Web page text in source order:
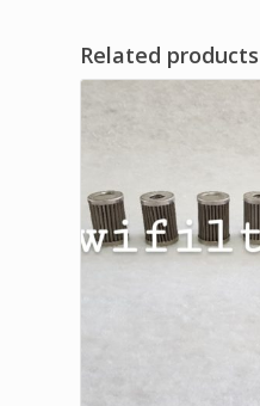
Related products